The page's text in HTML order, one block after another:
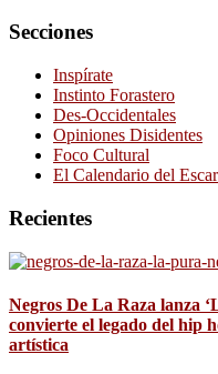
Secciones
Inspírate
Instinto Forastero
Des-Occidentales
Opiniones Disidentes
Foco Cultural
El Calendario del
Recientes
Negros De La Raza lanza
convierte el legado del hip
artística